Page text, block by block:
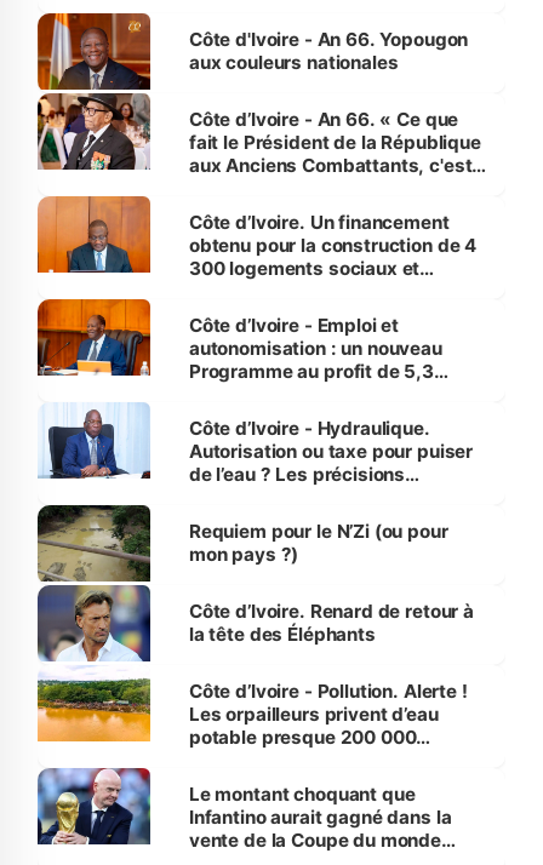
l'Etat de droit pour préserver les
vies humaines »
Côte d'Ivoire - An 66. Yopougon
aux couleurs nationales
Côte d’Ivoire - An 66. « Ce que
fait le Président de la République
aux Anciens Combattants, c'est
Côte d’Ivoire. Un financement
obtenu pour la construction de 4
300 logements sociaux et
et Yamoussoukro
Côte d’Ivoire - Emploi et
autonomisation : un nouveau
Programme au profit de 5,3
Côte d’Ivoire - Hydraulique.
Autorisation ou taxe pour puiser
de l’eau ? Les précisions
Requiem pour le N’Zi (ou pour
mon pays ?)
Côte d’Ivoire. Renard de retour à
la tête des Éléphants
Côte d’Ivoire - Pollution. Alerte !
Les orpailleurs privent d’eau
potable presque 200 000
Le montant choquant que
Infantino aurait gagné dans la
vente de la Coupe du monde